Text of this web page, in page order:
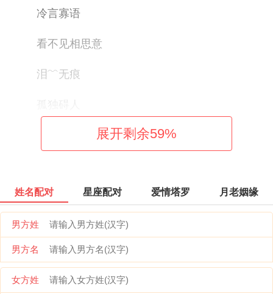
冷言寡语
看不见相思意
泪﹌无痕
毀我如何
黎夕旧梦
若、离
一杯酒伤心人
展开剩余59%
姓名配对 星座配对 爱情塔罗 月老姻缘
男方姓
男方名
女方姓